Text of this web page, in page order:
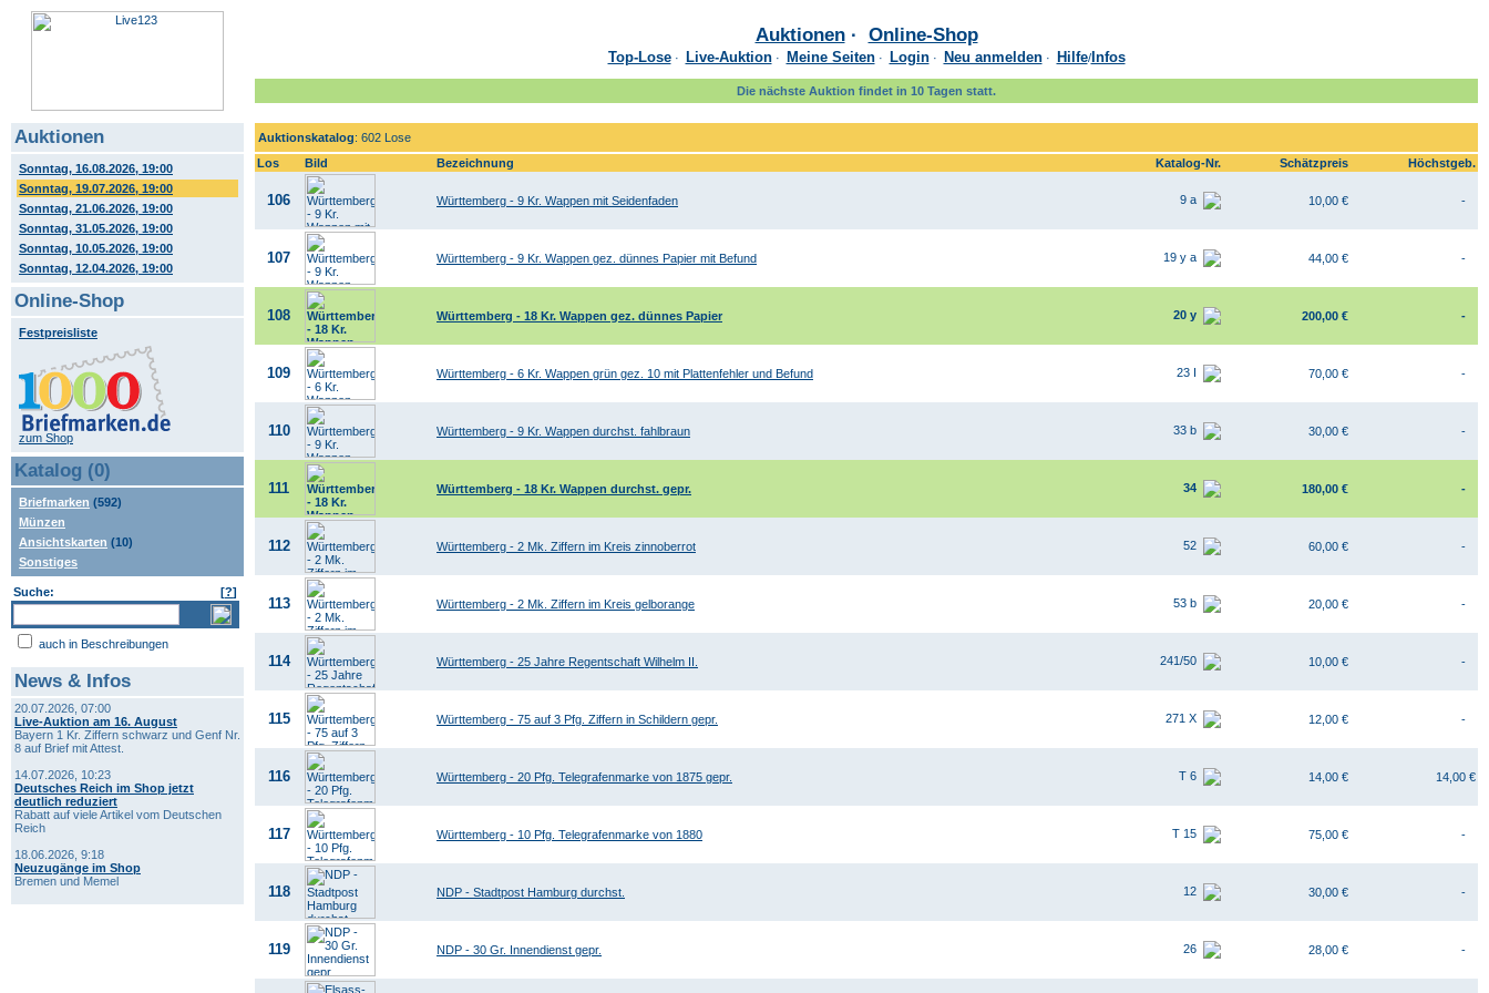
Auktionen· Online-Shop
Top-Lose· Live-Auktion· Meine Seiten· Login· Neu anmelden· Hilfe/Infos
Die nächste Auktion findet in 10 Tagen statt.
Auktionen
Sonntag, 16.08.2026, 19:00
Sonntag, 19.07.2026, 19:00
Sonntag, 21.06.2026, 19:00
Sonntag, 31.05.2026, 19:00
Sonntag, 10.05.2026, 19:00
Sonntag, 12.04.2026, 19:00
Online-Shop
Festpreisliste
zum Shop
Katalog (0)
Briefmarken (592)
Münzen
Ansichtskarten (10)
Sonstiges
Suche: [?]
auch in Beschreibungen
News & Infos
20.07.2026, 07:00
Live-Auktion am 16. August
Bayern 1 Kr. Ziffern schwarz und Genf Nr.
8 auf Brief mit Attest.
14.07.2026, 10:23
Deutsches Reich im Shop jetzt
deutlich reduziert
Rabatt auf viele Artikel vom Deutschen
Reich
18.06.2026, 9:18
Neuzugänge im Shop
Bremen und Memel
Auktionskatalog: 602 Lose
Los
Bild Bezeichnung Katalog-Nr. Schätzpreis Höchstgeb.
106 Württemberg - 9 Kr. Wappen mit Seidenfaden 9 a 10,00 € -
107 Württemberg - 9 Kr. Wappen gez. dünnes Papier mit Befund 19 y a 44,00 € -
108 Württemberg - 18 Kr. Wappen gez. dünnes Papier 20 y 200,00 € -
109 Württemberg - 6 Kr. Wappen grün gez. 10 mit Plattenfehler und Befund 23 I 70,00 € -
110 Württemberg - 9 Kr. Wappen durchst. fahlbraun 33 b 30,00 € -
111 Württemberg - 18 Kr. Wappen durchst. gepr. 34 180,00 € -
112 Württemberg - 2 Mk. Ziffern im Kreis zinnoberrot 52 60,00 € -
113 Württemberg - 2 Mk. Ziffern im Kreis gelborange 53 b 20,00 € -
114 Württemberg - 25 Jahre Regentschaft Wilhelm II. 241/50 10,00 € -
115 Württemberg - 75 auf 3 Pfg. Ziffern in Schildern gepr. 271 X 12,00 € -
116 Württemberg - 20 Pfg. Telegrafenmarke von 1875 gepr. T 6 14,00 € 14,00 €
117 Württemberg - 10 Pfg. Telegrafenmarke von 1880 T 15 75,00 € -
118 NDP - Stadtpost Hamburg durchst. 12 30,00 € -
119 NDP - 30 Gr. Innendienst gepr. 26 28,00 € -